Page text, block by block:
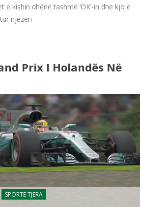
e kishin dhënë tashmë ‘OK’-in dhe kjo e
njëzëri
Prix I Holandës Në
SPORTE TJERA